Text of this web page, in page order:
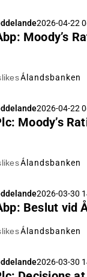
2026-04-22
Moody’s
Ålandsbanken
2026-04-22
Moody’s
Ålandsbanken
2026-03-30
Beslut vid
Ålandsbanken
2026-03-30